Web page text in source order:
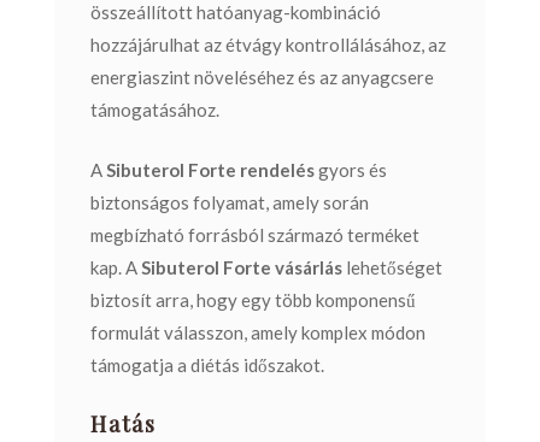
összeállított hatóanyag-kombináció
hozzájárulhat az étvágy kontrollálásához, az
energiaszint növeléséhez és az anyagcsere
támogatásához.
ASibuterol Forte rendelésgyors és
biztonságos folyamat, amely során
megbízható forrásból származó terméket
kap. ASibuterol Forte vásárlás lehetőséget
biztosít arra, hogy egy több komponensű
formulát válasszon, amely komplex módon
támogatja a diétás időszakot.
Hatás